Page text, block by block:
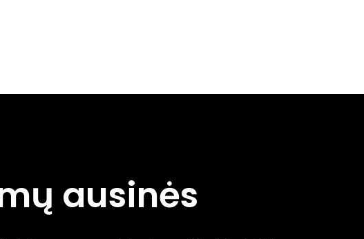
ausinės